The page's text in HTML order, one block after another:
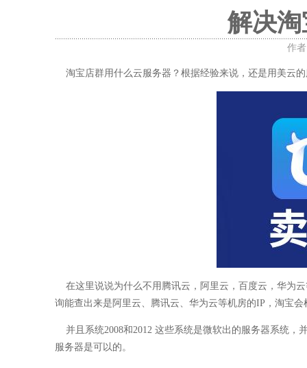
解决
作
淘宝店群用什么云服务器？根据经验来说，还是用美云
在这里说说为什么不用腾讯云，阿里云，百度云，华为
询能查出来是阿里云、腾讯云、华为云等机房的IP，淘宝
并且系统2008和2012 这些系统是微软出的服务器系统，
服务器是可以的。